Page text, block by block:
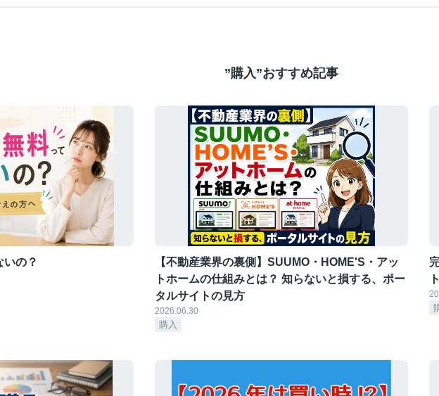
”購入”おすすめ記事
いの？
【不動産業界の裏側】SUUMO・HOME'S・アッ
トホームの仕組みとは？ 知らないと損する、ポー
タルサイトの見方
2026.06.30
購入